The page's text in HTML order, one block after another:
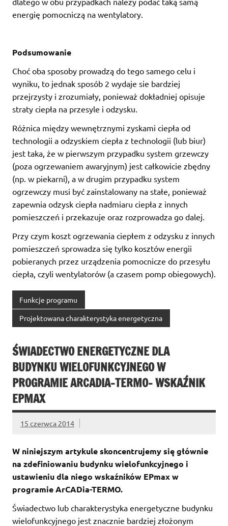
energię pomocniczą na wentylatory.
Podsumowanie
Choć oba sposoby prowadzą do tego samego celu i
wyniku, to jednak sposób 2 wydaje sie bardziej
przejrzysty i zrozumiały, ponieważ dokładniej opisuje
straty ciepła na przesyle i odzysku.
Różnica między wewnętrznymi zyskami ciepła od
technologii a odzyskiem ciepła z technologii (lub biur)
jest taka, że w pierwszym przypadku system grzewczy
(poza ogrzewaniem awaryjnym) jest całkowicie zbędny
(np. w piekarni), a w drugim przypadku system
ogrzewczy musi być zainstalowany na stałe, ponieważ
zapewnia odzysk ciepła nadmiaru ciepła z innych
pomieszczeń i przekazuje oraz rozprowadza go dalej.
Przy czym koszt ogrzewania ciepłem z odzysku z innych
pomieszczeń sprowadza się tylko kosztów energii
pobieranych przez urządzenia pomocnicze do przesyłu
ciepła, czyli wentylatorów (a czasem pomp obiegowych).
Funkcje programu
Projektowana charakterystyka energetyczna
ŚWIADECTWO ENERGETYCZNE DLA
BUDYNKU WIELOFUNKCYJNEGO W
PROGRAMIE ARCADIA-TERMO- WSKAŹNIK
EPMAX
15 czerwca 2014
W niniejszym artykule skoncentrujemy się głównie
na zdefiniowaniu budynku wielofunkcyjnego i
ustawieniu dla niego wskaźników EPmax w
programie ArCADia-TERMO.
Świadectwo lub charakterystyka energetyczne budynku
wielofunkcyjnego jest znacznie bardziej złożonym